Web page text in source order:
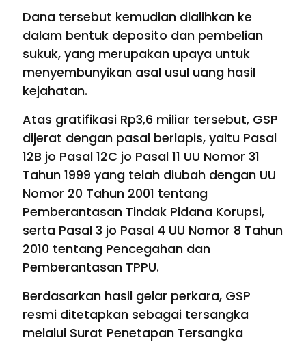
Dana tersebut kemudian dialihkan ke
dalam bentuk deposito dan pembelian
sukuk, yang merupakan upaya untuk
menyembunyikan asal usul uang hasil
kejahatan.
Atas gratifikasi Rp3,6 miliar tersebut, GSP
dijerat dengan pasal berlapis, yaitu Pasal
12B jo Pasal 12C jo Pasal 11 UU Nomor 31
Tahun 1999 yang telah diubah dengan UU
Nomor 20 Tahun 2001 tentang
Pemberantasan Tindak Pidana Korupsi,
serta Pasal 3 jo Pasal 4 UU Nomor 8 Tahun
2010 tentang Pencegahan dan
Pemberantasan TPPU.
Berdasarkan hasil gelar perkara, GSP
resmi ditetapkan sebagai tersangka
melalui Surat Penetapan Tersangka